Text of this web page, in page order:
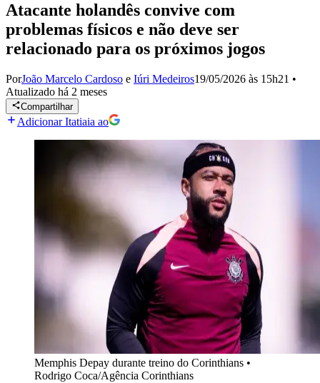
Atacante holandês convive com
problemas físicos e não deve ser
relacionado para os próximos jogos
PorJoão Marcelo Cardoso e Iúri Medeiros19/05/2026 às 15h21 •
Atualizado há 2 meses
Compartilhar
Adicionar Itatiaia ao
Memphis Depay durante treino do Corinthians •
Rodrigo Coca/Agência Corinthians